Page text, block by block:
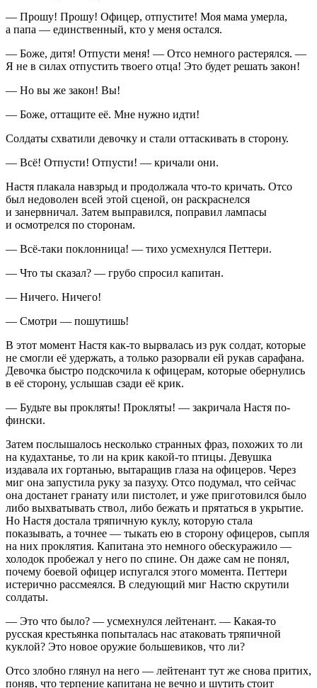
— Прошу! Прошу! Офицер, отпустите! Моя мама умерла,
а папа — единственный, кто у меня остался.
— Боже, дитя! Отпусти меня! — Отсо немного растерялся. —
Я не в силах отпустить твоего отца! Это будет решать закон!
— Но вы же закон! Вы!
— Боже, оттащите её. Мне нужно идти!
Солдаты схватили девочку и стали оттаскивать в сторону.
— Всё! Отпусти! Отпусти! — кричали они.
Настя плакала навзрыд и продолжала что-то кричать. Отсо
был недоволен всей этой сценой, он раскраснелся
и занервничал. Затем выправился, поправил лампасы
и осмотрелся по сторонам.
— Всё-таки поклонница! — тихо усмехнулся Петтери.
— Что ты сказал? — грубо спросил капитан.
— Ничего. Ничего!
— Смотри — пошутишь!
В этот момент Настя как-то вырвалась из рук солдат, которые
не смогли её удержать, а только разорвали ей рукав сарафана.
Девочка быстро подскочила к офицерам, которые обернулись
в её сторону, услышав сзади её крик.
— Будьте вы прокляты! Прокляты! — закричала Настя по-
фински.
Затем послышалось несколько странных фраз, похожих то ли
на кудахтанье, то ли на крик какой-то птицы. Девушка
издавала их гортанью, вытаращив глаза на офицеров. Через
миг она запустила руку за пазуху. Отсо подумал, что сейчас
она достанет гранату или пистолет, и уже приготовился было
либо выхватывать ствол, либо бежать и прятаться в укрытие.
Но Настя достала тряпичную куклу, которую стала
показывать, а точнее — тыкать ею в сторону офицеров, сыпля
на них проклятия. Капитана это немного обескуражило —
холодок пробежал у него по спине. Он даже сам не понял,
почему боевой офицер испугался этого момента. Петтери
истерично рассмеялся. В следующий миг Настю скрутили
солдаты.
— Это что было? — усмехнулся лейтенант. — Какая-то
русская крестьянка попыталась нас атаковать тряпичной
куклой? Это новое оружие большевиков, что ли?
Отсо злобно глянул на него — лейтенант тут же снова притих,
поняв, что терпение капитана не вечно и шутить стоит